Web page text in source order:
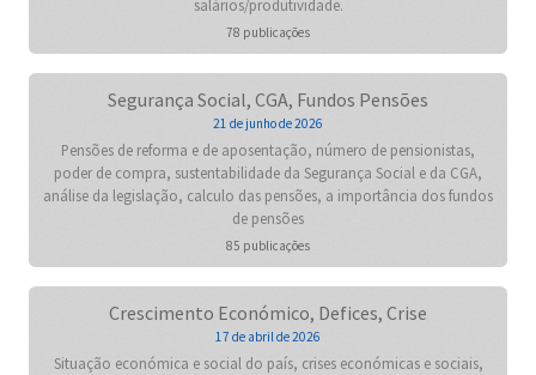
salários/produtividade.
78 publicações
Segurança Social, CGA, Fundos Pensões
21 de junho de 2026
Pensões de reforma e de aposentação, número de pensionistas,
poder de compra, sustentabilidade da Segurança Social e da CGA,
análise da legislação, calculo das pensões, a importância dos fundos
de pensões
85 publicações
Crescimento Económico, Defices, Crise
17 de abril de 2026
Situação económica e social do país, crises económicas e sociais,